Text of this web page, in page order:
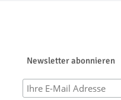
Newsletter abonnieren